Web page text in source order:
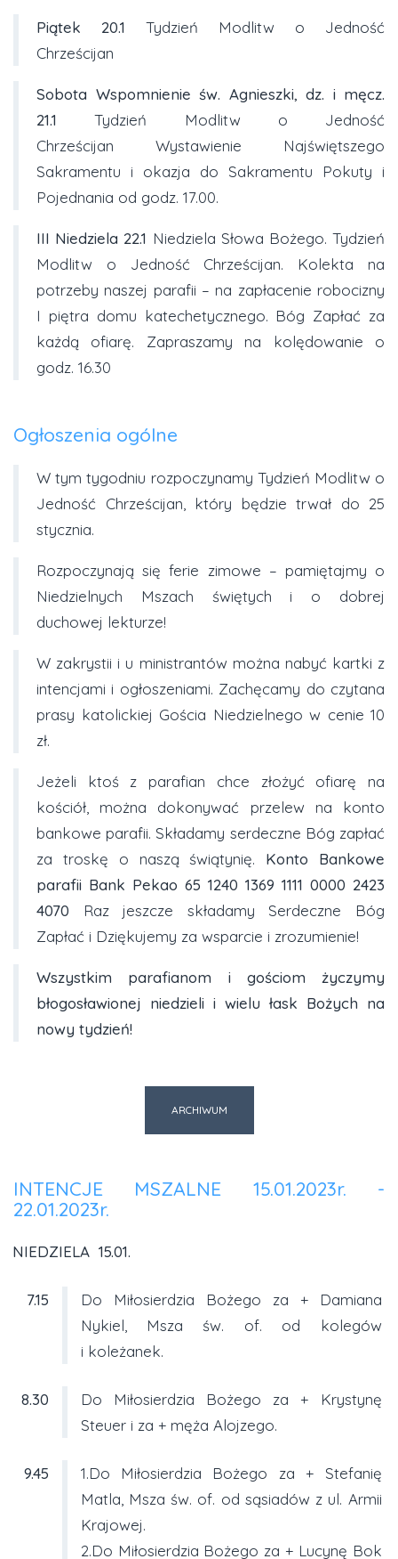
Piątek 20.1 Tydzień Modlitw o Jedność
Chrześcijan
Sobota Wspomnienie św. Agnieszki, dz. i męcz.
21.1 Tydzień Modlitw o Jedność
Chrześcijan Wystawienie Najświętszego
Sakramentu i okazja do Sakramentu Pokuty i
Pojednania od godz. 17.00.
III Niedziela 22.1 Niedziela Słowa Bożego. Tydzień
Modlitw o Jedność Chrześcijan. Kolekta na
potrzeby naszej parafii – na zapłacenie robocizny
I piętra domu katechetycznego. Bóg Zapłać za
każdą ofiarę. Zapraszamy na kolędowanie o
godz. 16.30
Ogłoszenia ogólne
W tym tygodniu rozpoczynamy Tydzień Modlitw o
Jedność Chrześcijan, który będzie trwał do 25
stycznia.
Rozpoczynają się ferie zimowe – pamiętajmy o
Niedzielnych Mszach świętych i o dobrej
duchowej lekturze!
W zakrystii i u ministrantów można nabyć kartki z
intencjami i ogłoszeniami. Zachęcamy do czytana
prasy katolickiej Gościa Niedzielnego w cenie 10
zł.
Jeżeli ktoś z parafian chce złożyć ofiarę na
kościół, można dokonywać przelew na konto
bankowe parafii. Składamy serdeczne Bóg zapłać
za troskę o naszą świątynię. Konto Bankowe
parafii Bank Pekao 65 1240 1369 1111 0000 2423
4070
Raz jeszcze składamy Serdeczne Bóg
Zapłać i Dziękujemy za wsparcie i zrozumienie!
Wszystkim parafianom i gościom życzymy
błogosławionej niedzieli i wielu łask Bożych na
nowy tydzień!
ARCHIWUM
INTENCJE MSZALNE 15.01.2023r. -
22.01.2023r.
NIEDZIELA 15.01.
7.15
Do Miłosierdzia Bożego za + Damiana
Nykiel, Msza św. of. od kolegów
i koleżanek.
8.30
Do Miłosierdzia Bożego za + Krystynę
Steuer i za + męża Alojzego.
9.45
1.Do Miłosierdzia Bożego za + Stefanię
Matla, Msza św. of. od sąsiadów z ul. Armii
Krajowej.
2.Do Miłosierdzia Bożego za + Lucynę Bok